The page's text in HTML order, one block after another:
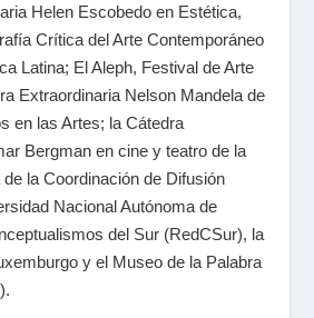
Helen Escobedo en Estética,
Crítica del Arte Contemporáneo
Latina; El Aleph, Festival de Arte
Extraordinaria Nelson Mandela de
en las Artes; la Cátedra
Bergman en cine y teatro de la
la Coordinación de Difusión
Nacional Autónoma de
del Sur (RedCSur), la
y el Museo de la Palabra